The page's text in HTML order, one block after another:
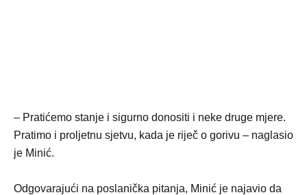
– Pratićemo stanje i sigurno donositi i neke druge mjere.
Pratimo i proljetnu sjetvu, kada je riječ o gorivu – naglasio
je Minić.
Odgovarajući na poslanička pitanja, Minić je najavio da